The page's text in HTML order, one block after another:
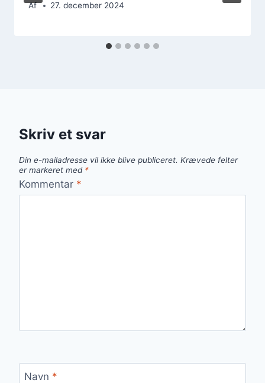
Af 27. december 2024
Skriv et svar
Din e-mailadresse vil ikke blive publiceret. Krævede felter
er markeret med *
Kommentar *
Navn *